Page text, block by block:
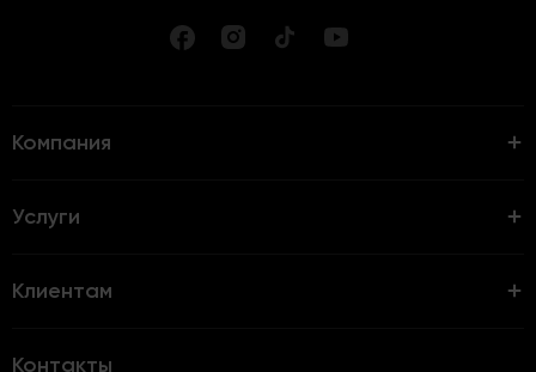
Компания
Услуги
Клиентам
Контакты